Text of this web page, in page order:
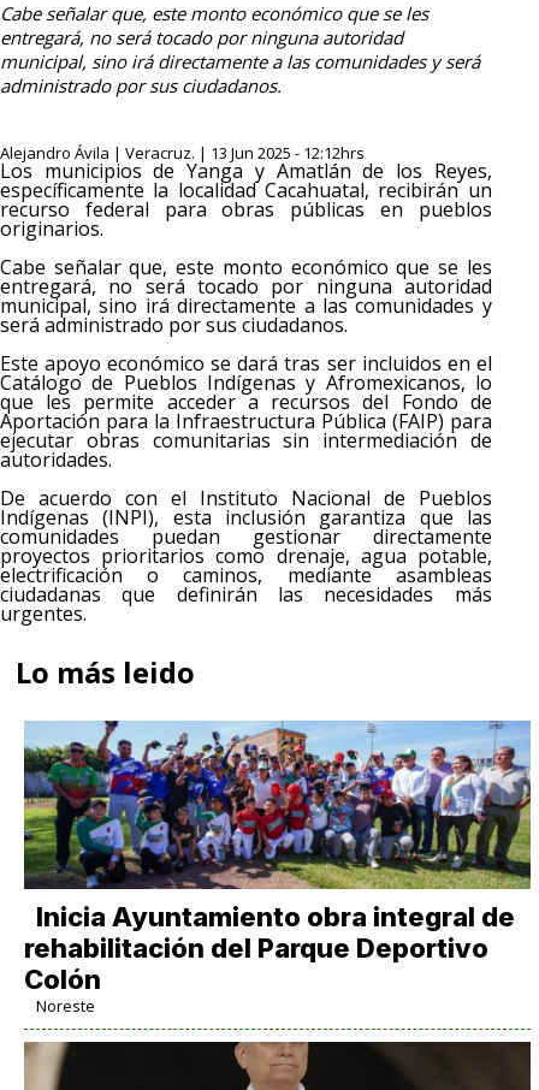
Cabe señalar que, este monto económico que se les
entregará, no será tocado por ninguna autoridad
municipal, sino irá directamente a las comunidades y será
administrado por sus ciudadanos.
Alejandro Ávila | Veracruz. | 13 Jun 2025 - 12:12hrs
Los municipios de Yanga y Amatlán de los Reyes,
específicamente la localidad Cacahuatal, recibirán un
recurso federal para obras públicas en pueblos
originarios.
Cabe señalar que, este monto económico que se les
entregará, no será tocado por ninguna autoridad
municipal, sino irá directamente a las comunidades y
será administrado por sus ciudadanos.
Este apoyo económico se dará tras ser incluidos en el
Catálogo de Pueblos Indígenas y Afromexicanos, lo
que les permite acceder a recursos del Fondo de
Aportación para la Infraestructura Pública (FAIP) para
ejecutar obras comunitarias sin intermediación de
autoridades.
De acuerdo con el Instituto Nacional de Pueblos
Indígenas (INPI), esta inclusión garantiza que las
comunidades puedan gestionar directamente
proyectos prioritarios como drenaje, agua potable,
electrificación o caminos, mediante asambleas
ciudadanas que definirán las necesidades más
urgentes.
Lo más leido
Inicia Ayuntamiento obra integral de
rehabilitación del Parque Deportivo
Colón
Noreste